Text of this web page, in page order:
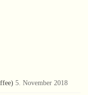
5. November 2018